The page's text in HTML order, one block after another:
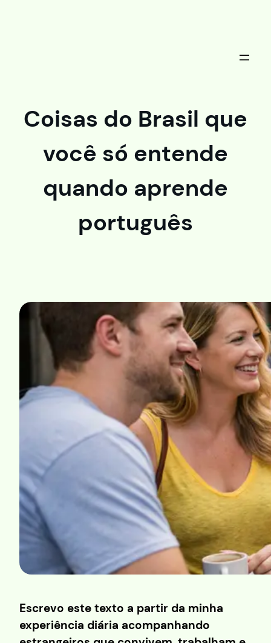
Coisas do Brasil que
você só entende
quando aprende
português
Escrevo este texto a partir da minha
experiência diária acompanhando